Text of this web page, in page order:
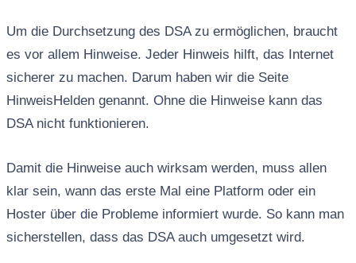
Um die Durchsetzung des DSA zu ermöglichen, braucht
es vor allem Hinweise. Jeder Hinweis hilft, das Internet
sicherer zu machen. Darum haben wir die Seite
HinweisHelden genannt. Ohne die Hinweise kann das
DSA nicht funktionieren.
Damit die Hinweise auch wirksam werden, muss allen
klar sein, wann das erste Mal eine Platform oder ein
Hoster über die Probleme informiert wurde. So kann man
sicherstellen, dass das DSA auch umgesetzt wird.